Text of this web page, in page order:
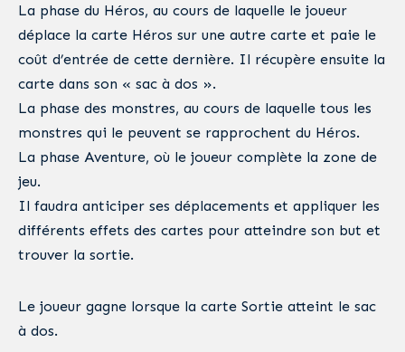
La phase du Héros, au cours de laquelle le joueur
déplace la carte Héros sur une autre carte et paie le
coût d’entrée de cette dernière. Il récupère ensuite la
carte dans son « sac à dos ».
La phase des monstres, au cours de laquelle tous les
monstres qui le peuvent se rapprochent du Héros.
La phase Aventure, où le joueur complète la zone de
jeu.
Il faudra anticiper ses déplacements et appliquer les
différents effets des cartes pour atteindre son but et
trouver la sortie.
Le joueur gagne lorsque la carte Sortie atteint le sac
à dos.